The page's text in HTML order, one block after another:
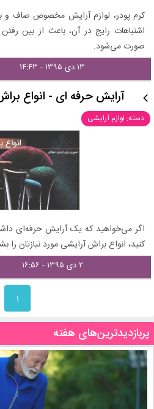
کرم پودر، لوازم آرایش مخصوص صاف
اشتباهات رایج در آن، باعث از بین
صورت می‌شود.
۱۳ دی ۱۳۹۵ - ۱۴:۴۳
آرایش حرفه ای - انواع
دسته: لوازم آرایشی
اگر می‌خواهید که یک آرایش حرفه‌ای
کنید، انواع براش آرایشی مورد نیازتان را
۲ دی ۱۳۹۵ - ۱۶:۵۶
۱
پربازدیدترین‌های هفته